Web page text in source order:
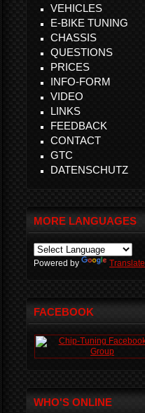
VEHICLES
E-BIKE TUNING
CHASSIS
QUESTIONS
PRICES
INFO-FORM
VIDEO
LINKS
FEEDBACK
CONTACT
GTC
DATENSCHUTZ
MORE LANGUAGES
Powered by Translate
FACEBOOK
WHO'S ONLINE